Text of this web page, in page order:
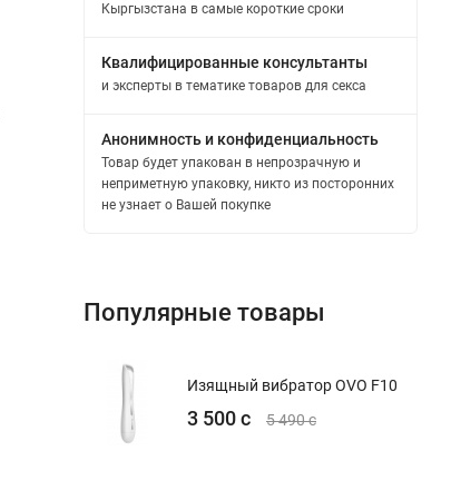
Кыргызстана в самые короткие сроки
Квалифицированные консультанты
и эксперты в тематике товаров для секса
Анонимность и конфиденциальность
Товар будет упакован в непрозрачную и
неприметную упаковку, никто из посторонних
не узнает о Вашей покупке
Популярные товары
Изящный вибратор OVO F10
3 500 с 5 490 с